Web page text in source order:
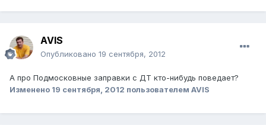
AVIS
Опубликовано 19 сентября, 2012
А про Подмосковные заправки с ДТ кто-нибудь поведает?
Изменено 19 сентября, 2012 пользователем AVIS